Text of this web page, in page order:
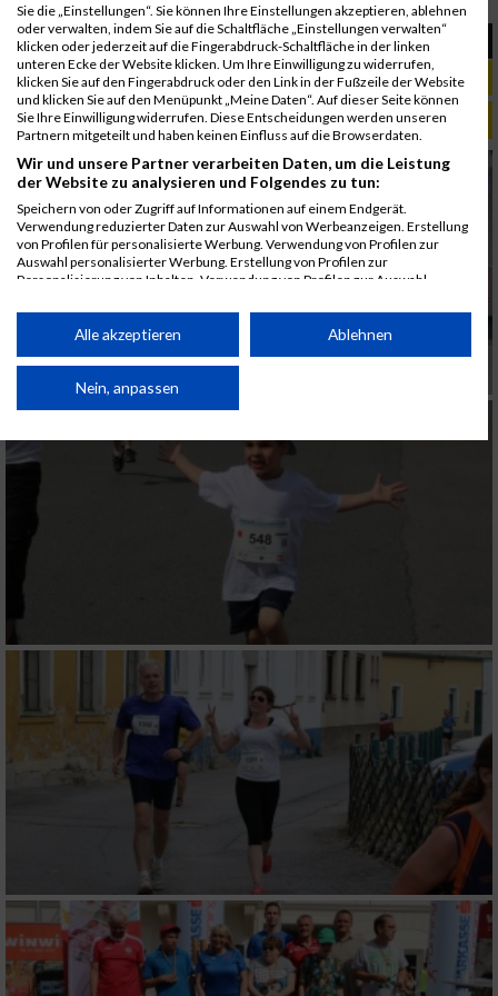
Ergebnisse auf Facebook teilen
ALBUM BRUCKER SPARKASSEN CITYLAUF / 04.06.2016
Sie die „Einstellungen“. Sie können Ihre Einstellungen akzeptieren, ablehnen
oder verwalten, indem Sie auf die Schaltfläche „Einstellungen verwalten“
klicken oder jederzeit auf die Fingerabdruck-Schaltfläche in der linken
unteren Ecke der Website klicken. Um Ihre Einwilligung zu widerrufen,
klicken Sie auf den Fingerabdruck oder den Link in der Fußzeile der Website
und klicken Sie auf den Menüpunkt „Meine Daten“. Auf dieser Seite können
Sie Ihre Einwilligung widerrufen. Diese Entscheidungen werden unseren
Partnern mitgeteilt und haben keinen Einfluss auf die Browserdaten.
Wir und unsere Partner verarbeiten Daten, um die Leistung
der Website zu analysieren und Folgendes zu tun:
Speichern von oder Zugriff auf Informationen auf einem Endgerät.
Verwendung reduzierter Daten zur Auswahl von Werbeanzeigen. Erstellung
von Profilen für personalisierte Werbung. Verwendung von Profilen zur
Auswahl personalisierter Werbung. Erstellung von Profilen zur
Personalisierung von Inhalten. Verwendung von Profilen zur Auswahl
Performance von Inhalten. Analyse von Zielgruppen durch Statistiken oder
Kombinationen von Daten aus verschiedenen Quellen. Entwicklung und
von Inhalten.
Daten können außerhalb der Europäischen Union weitergegeben und in die
Partnerliste anzeigen (1 IAB-Anbieter)
Wir nutzen Ihre Daten für folgende Zwecke:
Speichern von oder Zugriff auf Informationen
Verwendung reduzierter Daten zur Auswahl
von Werbeanzeigen
Erstellung von Profilen für personalisierte
Verwendung von Profilen zur Auswahl
personalisierter Werbung
Verwendung von Profilen zur Auswahl
personalisierter Inhalte
Alle akzeptieren Ablehnen
Nein, anpassen